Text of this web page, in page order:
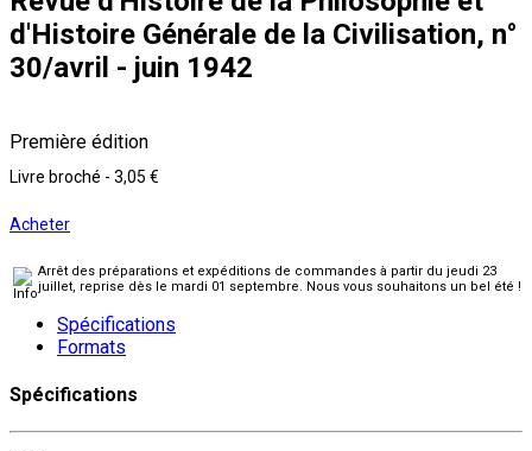
d'Histoire Générale de la Civilisation, n°
30/avril - juin 1942
Première édition
Livre broché - 3,05 €
Acheter
Arrêt des préparations et expéditions de commandes à partir du jeudi 23
juillet, reprise dès le mardi 01 septembre. Nous vous souhaitons un bel été !
Spécifications
Formats
Spécifications